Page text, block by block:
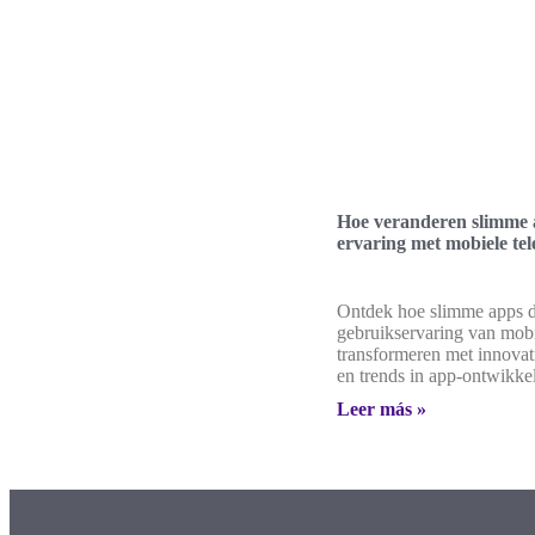
Hoe veranderen slimme
ervaring met mobiele
Ontdek hoe slimme apps
gebruikservaring van
transformeren met
en trends in app-
Leer más »